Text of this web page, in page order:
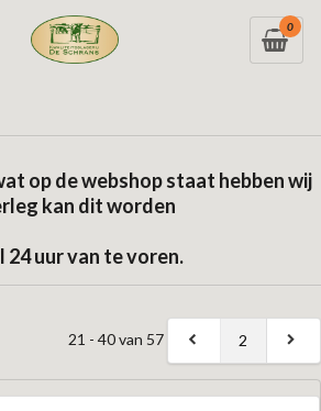
0
op de webshop staat hebben wij
kan dit worden
uur van te voren.
21 - 40 van 57 2